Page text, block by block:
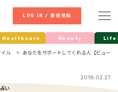
LOG IN / 新規登録
Healthcare Beauty
ル
あなたをサポートしてくれる人【ビュー
い
2018.02.27